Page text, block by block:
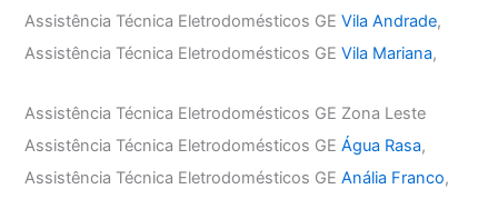
Assistência Técnica Eletrodomésticos GEVila Andrade,
Assistência Técnica Eletrodomésticos GEVila Mariana,
Assistência Técnica Eletrodomésticos GE Zona Leste
Assistência Técnica Eletrodomésticos GEÁgua Rasa,
Assistência Técnica Eletrodomésticos GEAnália Franco,